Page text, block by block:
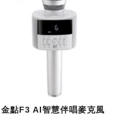
金點F3 AI智慧伴唱麥克風